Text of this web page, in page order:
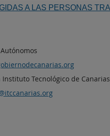
A LAS PERSONAS
Tecnológico de